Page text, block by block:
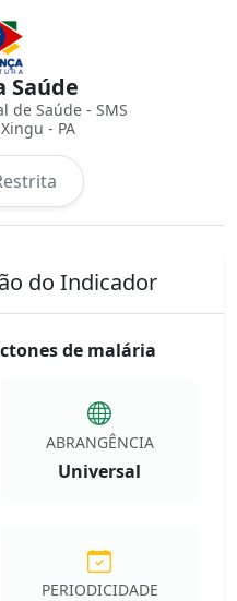
Saúde
de Saúde - SMS
- PA
do Indicador
de malária
ABRANGÊNCIA
Universal
PERIODICIDADE